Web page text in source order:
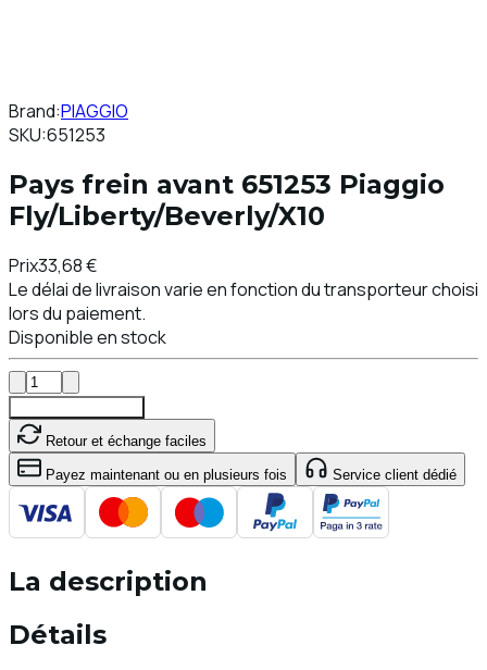
Brand:PIAGGIO
SKU:651253
Pays frein avant 651253 Piaggio
Fly/Liberty/Beverly/X10
Prix33,68 €
Le délai de livraison varie en fonction du transporteur choisi
lors du paiement.
Disponible en stock
Retour et échange faciles
Payez maintenant ou en plusieurs fois Service client dédié
La description
Détails